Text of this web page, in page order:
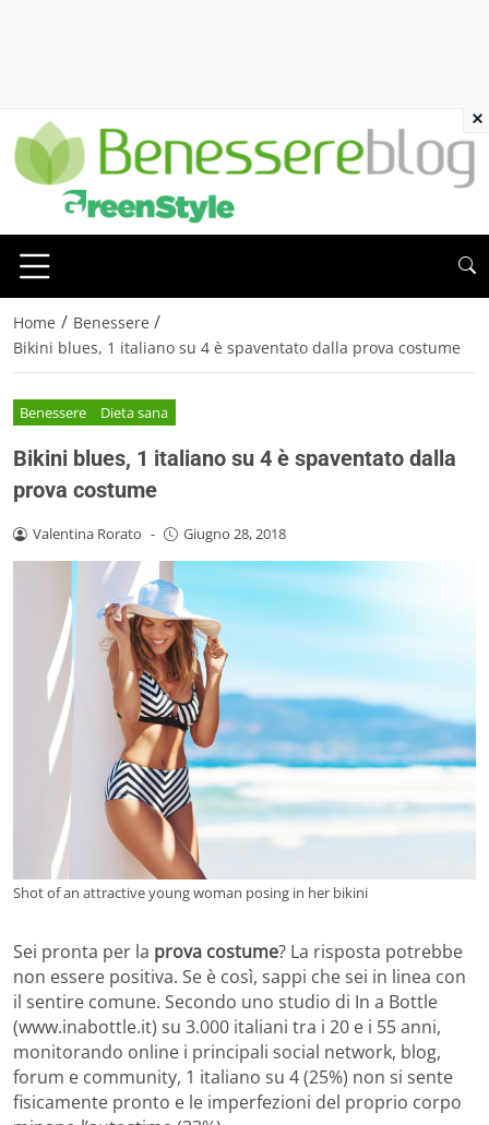
Home / Benessere /
Bikini blues, 1 italiano su 4 è spaventato dalla prova costume
Benessere Dieta sana
Bikini blues, 1 italiano su 4 è spaventato dalla
prova costume
Valentina Rorato - Giugno 28, 2018
Shot of an attractive young woman posing in her bikini
Sei pronta per la prova costume? La risposta potrebbe
non essere positiva. Se è così, sappi che sei in linea con
il sentire comune. Secondo uno studio di In a Bottle
(www.inabottle.it) su 3.000 italiani tra i 20 e i 55 anni,
monitorando online i principali social network, blog,
forum e community, 1 italiano su 4 (25%) non si sente
fisicamente pronto e le imperfezioni del proprio corpo
×